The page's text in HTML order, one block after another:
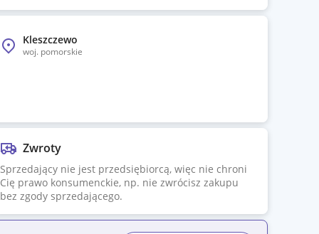
Kleszczewo
woj. pomorskie
Zwroty
Sprzedający nie jest przedsiębiorcą, więc nie chroni
Cię prawo konsumenckie, np. nie zwrócisz zakupu
bez zgody sprzedającego.